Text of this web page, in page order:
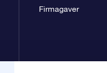
Firmagaver